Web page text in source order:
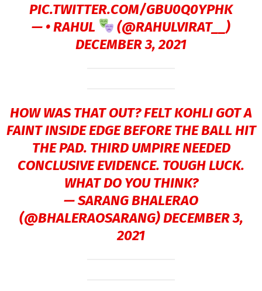
PIC.TWITTER.COM/GBU0Q0YPHK
— • RAHUL
(@RAHULVIRAT__)
DECEMBER 3, 2021
HOW WAS THAT OUT? FELT KOHLI GOT A
FAINT INSIDE EDGE BEFORE THE BALL HIT
THE PAD. THIRD UMPIRE NEEDED
CONCLUSIVE EVIDENCE. TOUGH LUCK.
WHAT DO YOU THINK?
— SARANG BHALERAO
(@BHALERAOSARANG)DECEMBER 3,
2021